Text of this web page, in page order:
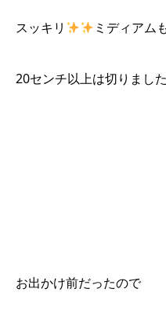
スッキリ ミディアム
20センチ以上は切りまし
お出かけ前だったので